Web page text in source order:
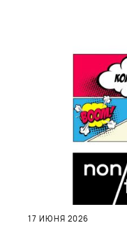
17 ИЮНЯ 2026